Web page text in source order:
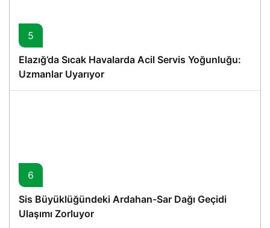
5
Elazığ’da Sıcak Havalarda Acil Servis Yoğunluğu:
Uzmanlar Uyarıyor
6
Sis Büyüklüğündeki Ardahan-Sar Dağı Geçidi
Ulaşımı Zorluyor